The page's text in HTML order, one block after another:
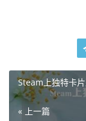
中国游戏产业近
戏作品，这些作
Steam 的全球影
国际知名度，同
Steam上独特卡
« 上一篇